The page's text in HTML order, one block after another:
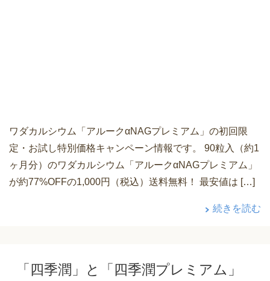
ワダカルシウム「アルークαNAGプレミアム」の初回限
定・お試し特別価格キャンペーン情報です。 90粒入（約1
ヶ月分）のワダカルシウム「アルークαNAGプレミアム」
が約77%OFFの1,000円（税込）送料無料！ 最安値は […]
続きを読む
「四季潤」と「四季潤プレミアム」